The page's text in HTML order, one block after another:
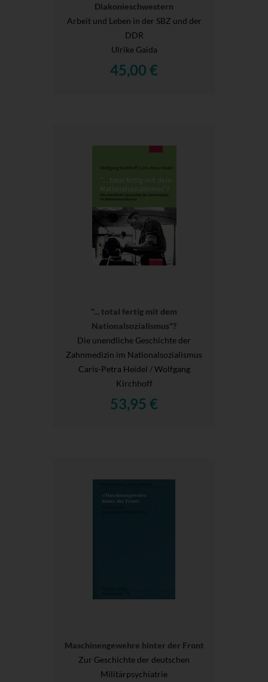
Diakonieschwestern
Arbeit und Leben in der SBZ und der
DDR
Ulrike Gaida
45,00 €
"... total fertig mit dem
Nationalsozialismus"?
Die unendliche Geschichte der
Zahnmedizin im Nationalsozialismus
Caris-Petra Heidel / Wolfgang
Kirchhoff
53,95 €
Maschinengewehre hinter der Front
Zur Geschichte der deutschen
Militärpsychiatrie